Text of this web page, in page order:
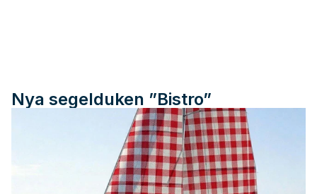
Nya segelduken ”Bistro”